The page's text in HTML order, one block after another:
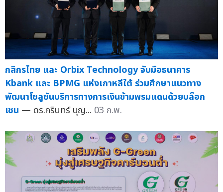
กสิกรไทย และ Orbix Technology จับมือธนาคาร
Kbank และ BPMG แห่งเกาหลีใต้ ร่วมศึกษาแนวทาง
พัฒนาโซลูชันบริการทางการเงินข้ามพรมแดนด้วยบล็อก
เชน — ดร.กรินทร์ บุญ... 03 ก.พ.